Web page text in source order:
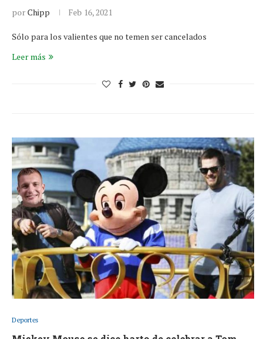
porChipp Feb 16, 2021
Sólo para los valientes que no temen ser cancelados
Leer más
Deportes